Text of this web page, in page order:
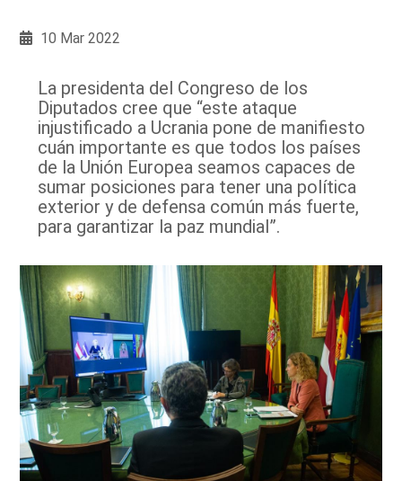
10 Mar 2022
La presidenta del Congreso de los
Diputados cree que “este ataque
injustificado a Ucrania pone de manifiesto
cuán importante es que todos los países
de la Unión Europea seamos capaces de
sumar posiciones para tener una política
exterior y de defensa común más fuerte,
para garantizar la paz mundial”.